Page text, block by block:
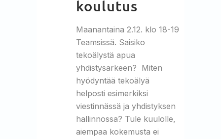
koulutus
Maanantaina 2.12. klo 18-19
Teamsissä. Saisiko
tekoälystä apua
yhdistysarkeen? Miten
hyödyntää tekoälyä
helposti esimerkiksi
viestinnässä ja yhdistyksen
hallinnossa? Tule kuulolle,
aiempaa kokemusta ei